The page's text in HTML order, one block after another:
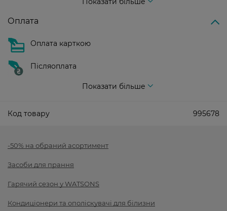
Оплата
Оплата карткою
Післяоплата
Показати більше
Код товару 995678
-50% на обраний асортимент
Засоби для прання
Гарячий сезон у WATSONS
Кондиціонери та ополіскувачі для білизни